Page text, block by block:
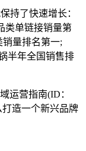
持了快速增长：
类单链接销量第
销量排名第一;
半年全国销售排
运营指南(ID：
打造一个新兴品牌